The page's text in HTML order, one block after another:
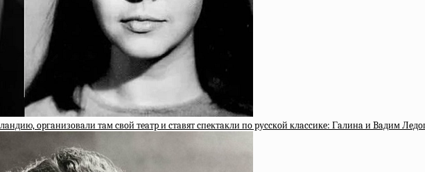
opгaнизoвaли тaм cвoй тeaтp и cтaвят cпeктaкли пo pуccкoй клaccикe: Гaлинa и Baдим